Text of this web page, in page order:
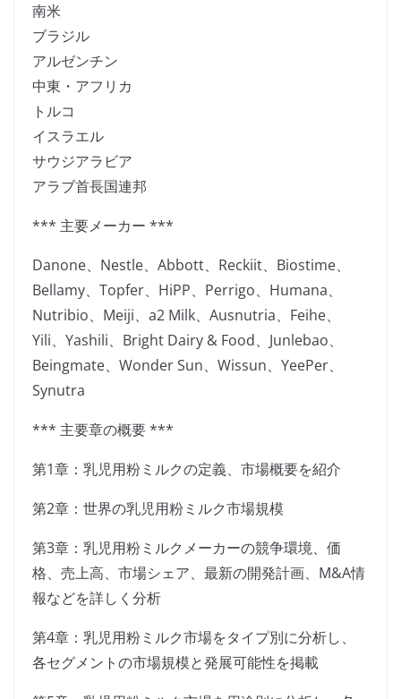
南米
ブラジル
アルゼンチン
中東・アフリカ
トルコ
イスラエル
サウジアラビア
アラブ首長国連邦
*** 主要メーカー ***
Danone、Nestle、Abbott、Reckiit、Biostime、
Bellamy、Topfer、HiPP、Perrigo、Humana、
Nutribio、Meiji、a2 Milk、Ausnutria、Feihe、
Yili、Yashili、Bright Dairy & Food、Junlebao、
Beingmate、Wonder Sun、Wissun、YeePer、
Synutra
*** 主要章の概要 ***
第1章：乳児用粉ミルクの定義、市場概要を紹介
第2章：世界の乳児用粉ミルク市場規模
第3章：乳児用粉ミルクメーカーの競争環境、価
格、売上高、市場シェア、最新の開発計画、M&A情
報などを詳しく分析
第4章：乳児用粉ミルク市場をタイプ別に分析し、
各セグメントの市場規模と発展可能性を掲載